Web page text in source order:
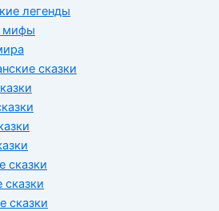
легенды
мифы
сказки
сказки
сказки